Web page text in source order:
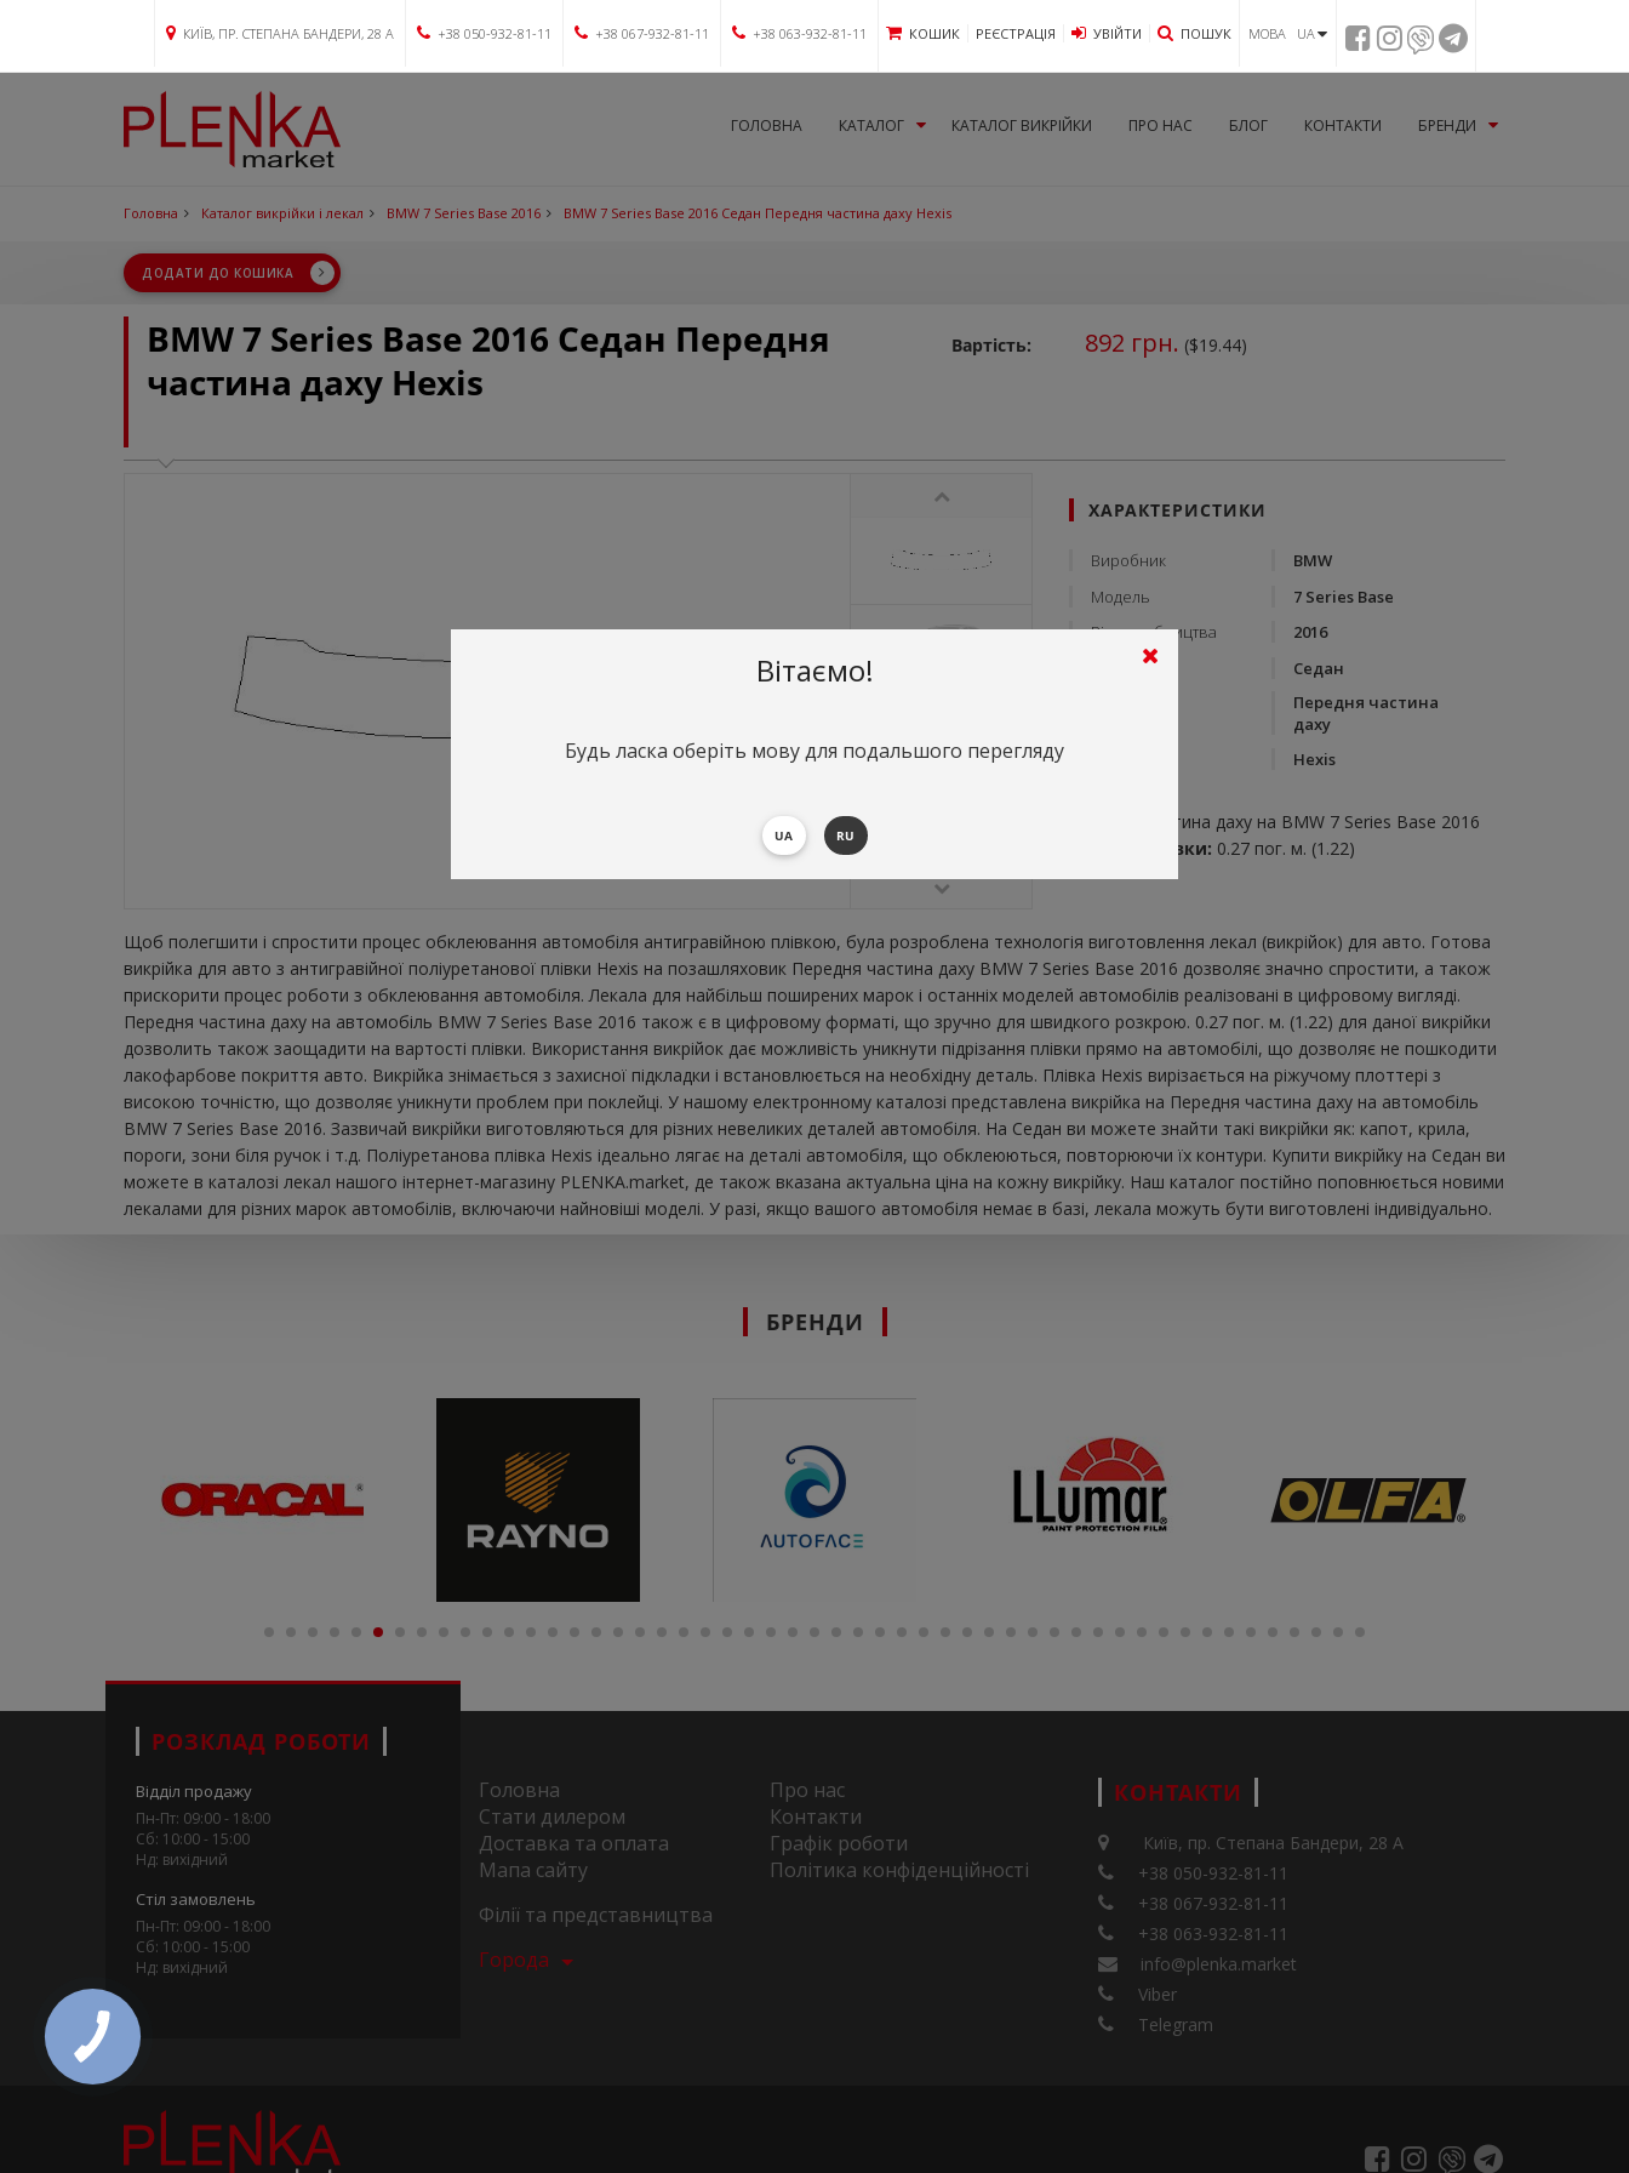
КИЇВ, ПР. СТЕПАНА БАНДЕРИ, 28 А +38 050-932-81-11 +38 067-932-81-11 +38 063-932-81-11 КОШИК РЕЄСТРАЦІЯ УВIЙТИ ПОШУК МОВА UA
ГОЛОВНА КАТАЛОГ КАТАЛОГ ВИКРІЙКИ ПРО НАС БЛОГ КОНТАКТИ БРЕНДИ
Головна Каталог викрійки і лекал BMW 7 Series Base 2016 BMW 7 Series Base 2016 Седан Передня частина даху Hexis
ДОДАТИ ДО КОШИКА
BMW 7 Series Base 2016 Седан Передня
частина даху Hexis
Вартість: 892 грн. ($19.44)
ХАРАКТЕРИСТИКИ
Виробник
BMW
Модель
7 Series Base
Рік виробництва
2016
Тип кузову
Седан
Передня частина
даху
Hexis
Передня частина даху на BMW 7 Series Base 2016
Витрата плівки: 0.27 пог. м. (1.22)
Щоб полегшити і спростити процес обклеювання автомобіля антигравійною плівкою, була розроблена технологія виготовлення лекал (викрійок) для авто. Готова
викрійка для авто з антигравійної поліуретанової плівки Hexis на позашляховик Передня частина даху BMW 7 Series Base 2016 дозволяє значно спростити, а також
прискорити процес роботи з обклеювання автомобіля. Лекала для найбільш поширених марок і останніх моделей автомобілів реалізовані в цифровому вигляді.
Передня частина даху на автомобіль BMW 7 Series Base 2016 також є в цифровому форматі, що зручно для швидкого розкрою. 0.27 пог. м. (1.22) для даної викрійки
дозволить також заощадити на вартості плівки. Використання викрійок дає можливість уникнути підрізання плівки прямо на автомобілі, що дозволяє не пошкодити
лакофарбове покриття авто. Викрійка знімається з захисної підкладки і встановлюється на необхідну деталь. Плівка Hexis вирізається на ріжучому плоттері з
високою точністю, що дозволяє уникнути проблем при поклейці. У нашому електронному каталозі представлена ​​викрійка на Передня частина даху на автомобіль
BMW 7 Series Base 2016. Зазвичай викрійки виготовляються для різних невеликих деталей автомобіля. На Седан ви можете знайти такі викрійки як: капот, крила,
пороги, зони біля ручок і т.д. Поліуретанова плівка Hexis ідеально лягає на деталі автомобіля, що обклеюються, повторюючи їх контури. Купити викрійку на Седан ви
можете в каталозі лекал нашого інтернет-магазину PLENKA.market, де також вказана актуальна ціна на кожну викрійку. Наш каталог постійно поповнюється новими
лекалами для різних марок автомобілів, включаючи найновіші моделі. У разі, якщо вашого автомобіля немає в базі, лекала можуть бути виготовлені індивідуально.
БРЕНДИ
РОЗКЛАД РОБОТИ
Відділ продажу
Пн-Пт: 09:00 - 18:00
Сб: 10:00 - 15:00
Нд: вихідний
Стіл замовлень
Пн-Пт: 09:00 - 18:00
Сб: 10:00 - 15:00
Нд: вихідний
Головна
Про нас
Стати дилером
Контакти
Доставка та оплата
Графік роботи
Мапа сайту
Політика конфіденційності
Філії та представництва
Города
КОНТАКТИ
Київ, пр. Степана Бандери, 28 А
+38 050-932-81-11
+38 067-932-81-11
+38 063-932-81-11
info@plenka.market
Viber
Telegram
Вітаємо!
Будь ласка оберіть мову для подальшого перегляду
UA RU